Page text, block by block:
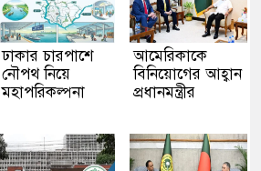
ঢাকার চারপাশে
নৌপথ নিয়ে
মহাপরিকল্পনা
আমেরিকাকে
বিনিয়োগের আহ্বান
প্রধানমন্ত্রীর